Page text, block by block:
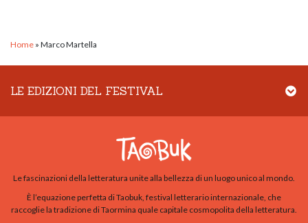
Home » Marco Martella
LE EDIZIONI DEL FESTIVAL
Le fascinazioni della letteratura unite alla bellezza di un luogo unico al mondo.
È l’equazione perfetta di Taobuk, festival letterario internazionale, che
raccoglie la tradizione di Taormina quale capitale cosmopolita della letteratura.